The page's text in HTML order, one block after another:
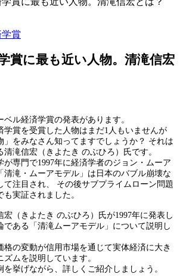
学賞
賞に最も近い人物。清滝信宏
ベル経済学賞の発表があります。
学賞を受賞した人物はまだ1人もいませんが
」をみなさん知ってますでしょうか？ それは
清滝信宏（きよたき のぶひろ）氏です。
が専門で1997年に経済学者のジョン・ムーア
清滝・ムーアモデル」は日本のバブル崩壊な
て注目され、 その後サブプライムローン問題
実証されました。
（きよたき のぶひろ）氏が1997年に発表し
である「清滝ムーアモデル」について説明し
格の変動が信用市場を通じて実体経済に大き
ムを説明しています。
挙げながら、詳しくご紹介しましょう。